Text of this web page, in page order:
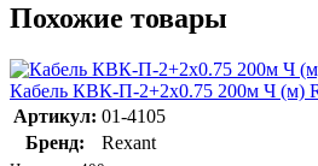
Похожие товары
Кабель КВК-П-2+2х0.75 200м Ч (м)
Артикул: 01-4105
Бренд:
Rexant